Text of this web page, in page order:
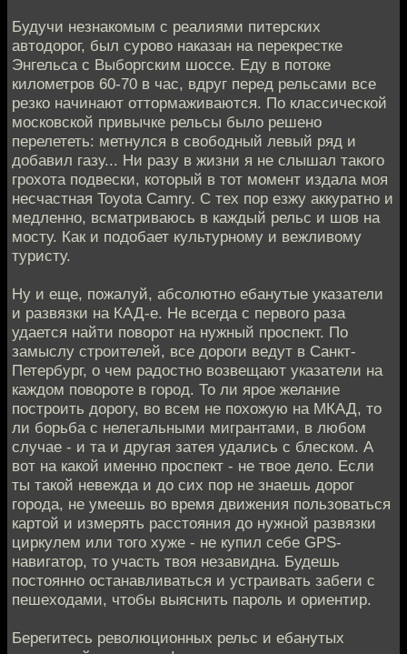
Будучи незнакомым с реалиями питерских
автодорог, был сурово наказан на перекрестке
Энгельса с Выборгским шоссе. Еду в потоке
километров 60-70 в час, вдруг перед рельсами все
резко начинают оттормаживаются. По классической
московской привычке рельсы было решено
перелететь: метнулся в свободный левый ряд и
добавил газу... Ни разу в жизни я не слышал такого
грохота подвески, который в тот момент издала моя
несчастная Toyota Camry. С тех пор езжу аккуратно и
медленно, всматриваюсь в каждый рельс и шов на
мосту. Как и подобает культурному и вежливому
туристу.
Ну и еще, пожалуй, абсолютно ебанутые указатели
и развязки на КАД-е. Не всегда с первого раза
удается найти поворот на нужный проспект. По
замыслу строителей, все дороги ведут в Санкт-
Петербург, о чем радостно возвещают указатели на
каждом повороте в город. То ли ярое желание
построить дорогу, во всем не похожую на МКАД, то
ли борьба с нелегальными мигрантами, в любом
случае - и та и другая затея удались с блеском. А
вот на какой именно проспект - не твое дело. Если
ты такой невежда и до сих пор не знаешь дорог
города, не умеешь во время движения пользоваться
картой и измерять расстояния до нужной развязки
циркулем или того хуже - не купил себе GPS-
навигатор, то участь твоя незавидна. Будешь
постоянно останавливаться и устраивать забеги с
пешеходами, чтобы выяснить пароль и ориентир.
Берегитесь революционных рельс и ебанутых